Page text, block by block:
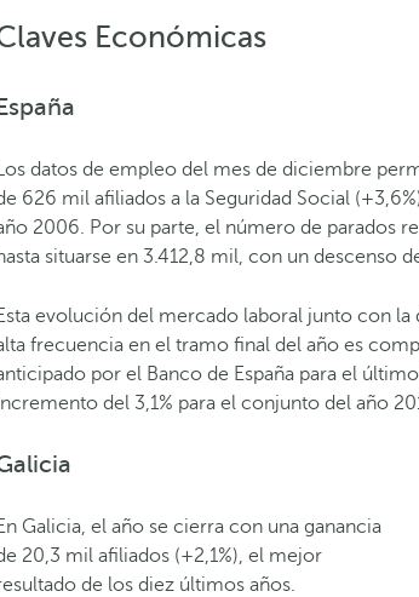
Económicas
datos de empleo del mes de diciembre
626 mil afiliados a la Seguridad Social
2006. Por su parte, el número de parados
situarse en 3.412,8 mil, con un descenso
evolución del mercado laboral junto con
frecuencia en el tramo final del año es
por el Banco de España para el
del 3,1% para el conjunto del año
Galicia, el año se cierra con una ganancia
20,3 mil afiliados (+2,1%), el mejor
de los diez últimos años.